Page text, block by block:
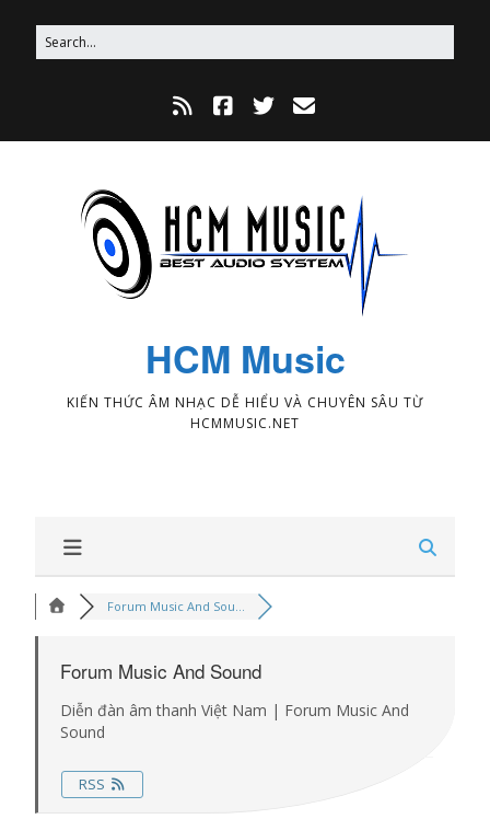
HCM Music
KIẾN THỨC ÂM NHẠC DỄ HIỂU VÀ CHUYÊN SÂU TỪ
HCMMUSIC.NET
Forum Music And Sou...
Forum Music And Sound
Diễn đàn âm thanh Việt Nam | Forum Music And
Sound
RSS